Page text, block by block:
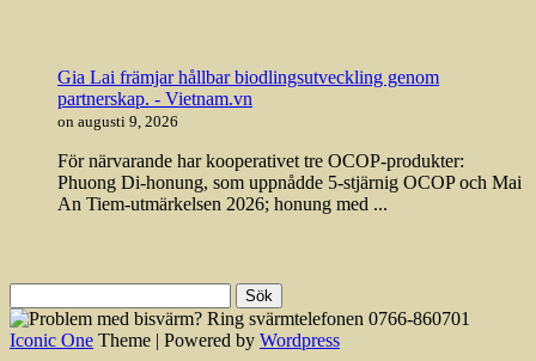
Gia Lai främjar hållbar biodlingsutveckling genom
partnerskap. - Vietnam.vn
on augusti 9, 2026
För närvarande har kooperativet tre OCOP-produkter:
Phuong Di-honung, som uppnådde 5-stjärnig OCOP och Mai
An Tiem-utmärkelsen 2026; honung med ...
efter:
Iconic One Theme | Powered by Wordpress